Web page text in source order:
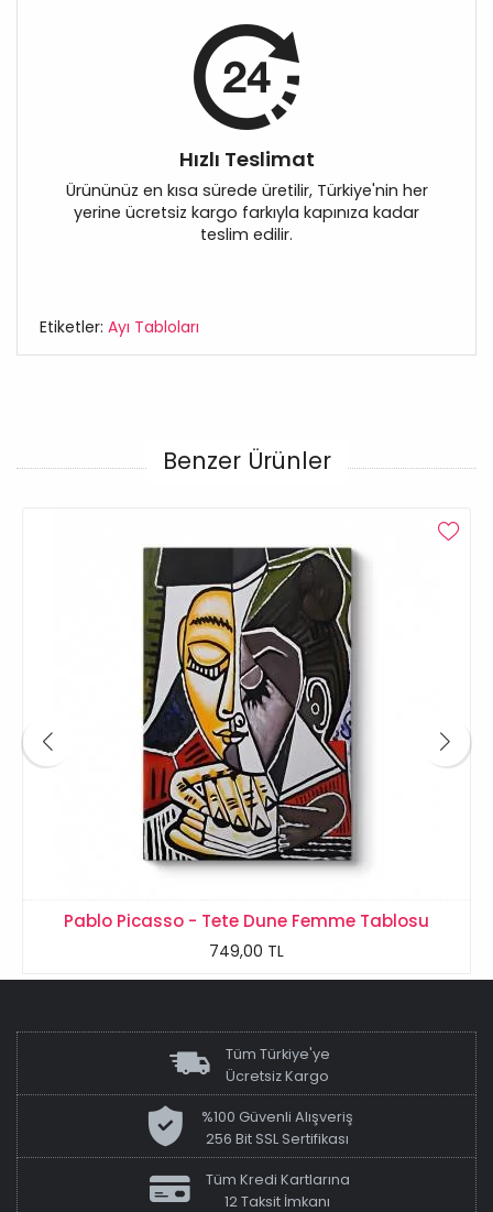
Hızlı Teslimat
Ürününüz en kısa sürede üretilir, Türkiye'nin her
yerine ücretsiz kargo farkıyla kapınıza kadar
teslim edilir.
Etiketler: Ayı Tabloları
Benzer Ürünler
Pablo Picasso - Tete Dune Femme Tablosu
749,00 TL
Tüm Türkiye'ye
Ücretsiz Kargo
%100 Güvenli Alışveriş
256 Bit SSL Sertifikası
Tüm Kredi Kartlarına
12 Taksit İmkanı